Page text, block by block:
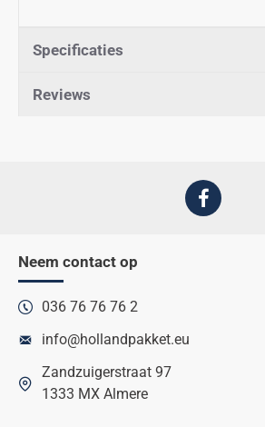
Specificaties
Reviews
Neem contact op
036 76 76 76 2
info@hollandpakket.eu
Zandzuigerstraat 97
1333 MX Almere